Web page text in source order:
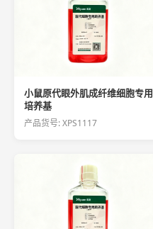
小鼠原代眼外肌成纤维细胞专用
培养基
产品货号: XPS1117